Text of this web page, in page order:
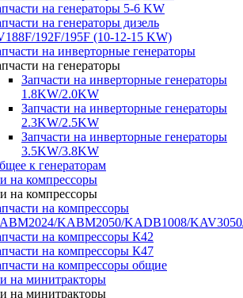
на генераторы 5-6 KW
на генераторы дизель
192F/195F (10-12-15 KW)
на инверторные генераторы
на генераторы
Запчасти на инверторные генераторы
1.8KW/2.0KW
Запчасти на инверторные генераторы
2.3KW/2.5KW
Запчасти на инверторные генераторы
3.5KW/3.8KW
к генераторам
на компрессоры
на компрессоры
на компрессоры
KABM2050/KADB1008/
на компрессоры К42
на компрессоры К47
на компрессоры общие
на минитракторы
на минитракторы